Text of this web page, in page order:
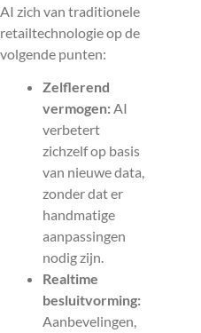
AI zich van traditionele
retailtechnologie op de
volgende punten:
Zelflerend
vermogen:AI
verbetert
zichzelf op basis
van nieuwe data,
zonder dat er
handmatige
aanpassingen
nodig zijn.
Realtime
besluitvorming:
Aanbevelingen,